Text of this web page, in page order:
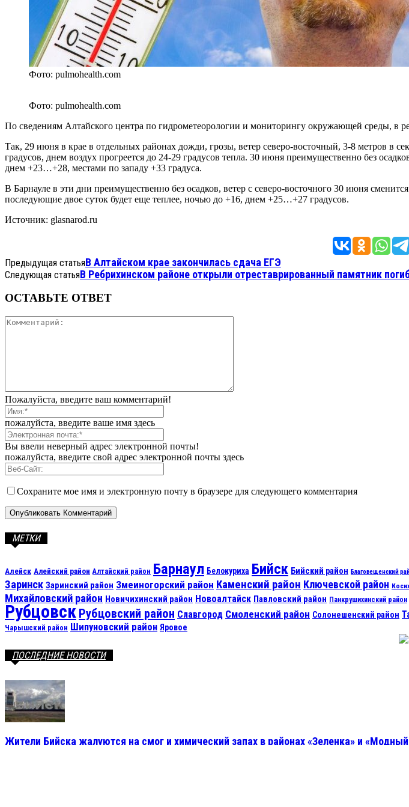
Фото: pulmohealth.com
Фото: pulmohealth.com
По сведениям Алтайского центра по гидрометеорологии и мониторингу окружающей среды, в
Так, 29 июня в крае в отдельных районах дожди, грозы, ветер северо-восточный, 3-8 метров в
градусов, днем воздух прогреется до 24-29 градусов тепла. 30 июня преимущественно без
днем +23…+28, местами по западу +33 градуса.
В Барнауле в эти дни преимущественно без осадков, ветер с северо-восточного 30 июня
последующие двое суток будет еще теплее, ночью до +16, днем +25…+27 градусов.
Источник: glasnarod.ru
Предыдущая статьяВ Алтайском крае закончилась сдача ЕГЭ
Следующая статьяВ Ребрихинском районе открыли отреставрированный памятник
ОСТАВЬТЕ ОТВЕТ
Пожалуйста, введите ваш комментарий!
пожалуйста, введите ваше имя здесь
Вы ввели неверный адрес электронной почты!
пожалуйста, введите свой адрес электронной почты здесь
Сохраните мое имя и электронную почту в браузере для следующего комментария
МЕТКИ
Алейск Алейский район Алтайский район Барнаул Белокуриха Бийск Бийский район Благовещенский
Заринск Заринский район Змеиногорский район Каменский район Ключевской район
Михайловский район Новичихинский район Новоалтайск Павловский район Панкрушихинский район
Рубцовск Рубцовский район Славгород Смоленский район Солонешенский район
Чарышский район Шипуновский район Яровое
ПОСЛЕДНИЕ НОВОСТИ
Жители Бийска жалуются на смог и химический запах в районах «Зеленка» и